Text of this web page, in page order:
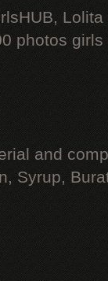
Lolita
photos
and
Syrup,